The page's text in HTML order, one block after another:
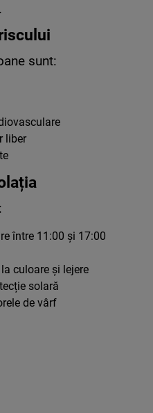
sunt:
liber
între 11:00 și 17:00
culoare și lejere
solară
de vârf